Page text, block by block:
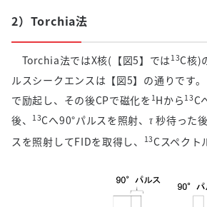
2）Torchia法
Torchia法ではX核( 【図5】では 13C核)
ルスシークエンスは【図5】の通りです。
で励起し、その後CPで磁化を 1Hから 13C
後、
13Cへ90°パルスを照射、 τ秒待った
スを照射してFIDを取得し、 13Cスペクト